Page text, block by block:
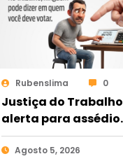
Rubenslima 0
Justiça do Trabalho
alerta para assédio
eleitoral e reforça
direito ao voto livre
Agosto 5, 2026